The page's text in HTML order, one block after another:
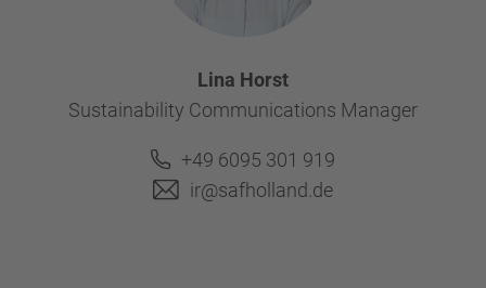
Lina Horst
Sustainability Communications Manager
+49 6095 301 919
ir@safholland.de